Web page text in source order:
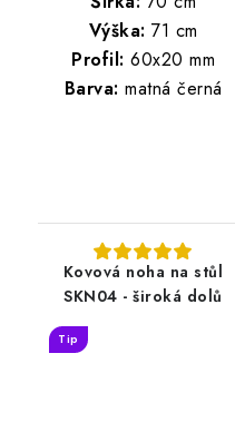
Výška: 71 cm
Profil: 60x20 mm
Barva: matná černá
Kovová noha na stůl
SKN04 - široká dolů
Tip